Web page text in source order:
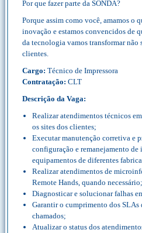
Por que fazer parte da SONDA?
Porque assim como você, amamos o
inovação e estamos convencidos de
da tecnologia vamos transformar não
clientes.
Cargo: Técnico de Impressora
Contratação: CLT
Descrição da Vaga:
Realizar atendimentos técnicos
os sites dos clientes;
Executar manutenção corretiva e
configuração e remanejamento
equipamentos de diferentes
Realizar atendimentos de
Remote Hands, quando necessário;
Diagnosticar e solucionar falhas
Garantir o cumprimento dos SLAs
chamados;
Atualizar o status dos